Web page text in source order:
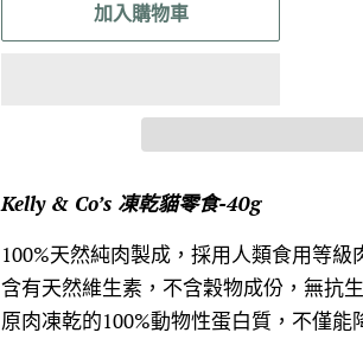
加入購物車
Kelly & Co’s 凍乾貓零食-40g
100%天然純肉製成，採用人類食用等級
含有天然維生素，不含穀物成份，無抗
原肉凍乾的100%動物性蛋白質，不僅能